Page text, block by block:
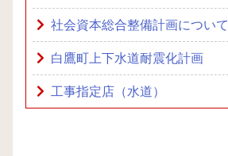
社会資本総合整備計画について
白鷹町上下水道耐震化計画
工事指定店（水道）